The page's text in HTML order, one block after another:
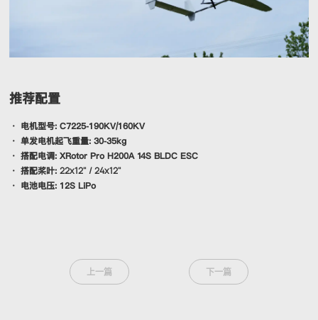
推荐配置
· 电机型号: C7225-190KV/160KV
· 单发电机起飞重量: 30-35kg
· 搭配电调: XRotor Pro H200A 14S BLDC ESC
· 搭配桨叶: 22x12" / 24x12"
· 电池电压: 12S LiPo
上一篇 下一篇